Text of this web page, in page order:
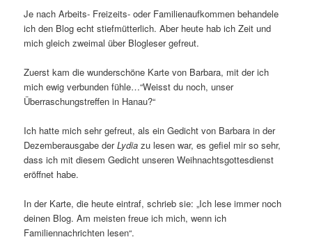
Je nach Arbeits- Freizeits- oder Familienaufkommen behandele
ich den Blog echt stiefmütterlich. Aber heute hab ich Zeit und
mich gleich zweimal über Blogleser gefreut.
Zuerst kam die wunderschöne Karte von Barbara, mit der ich
mich ewig verbunden fühle…“Weisst du noch, unser
Überraschungstreffen in Hanau?“
Ich hatte mich sehr gefreut, als ein Gedicht von Barbara in der
Dezemberausgabe derLydia zu lesen war, es gefiel mir so sehr,
dass ich mit diesem Gedicht unseren Weihnachtsgottesdienst
eröffnet habe.
In der Karte, die heute eintraf, schrieb sie: „Ich lese immer noch
deinen Blog. Am meisten freue ich mich, wenn ich
Familiennachrichten lesen“.